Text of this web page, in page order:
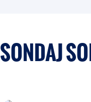
SONDAJ